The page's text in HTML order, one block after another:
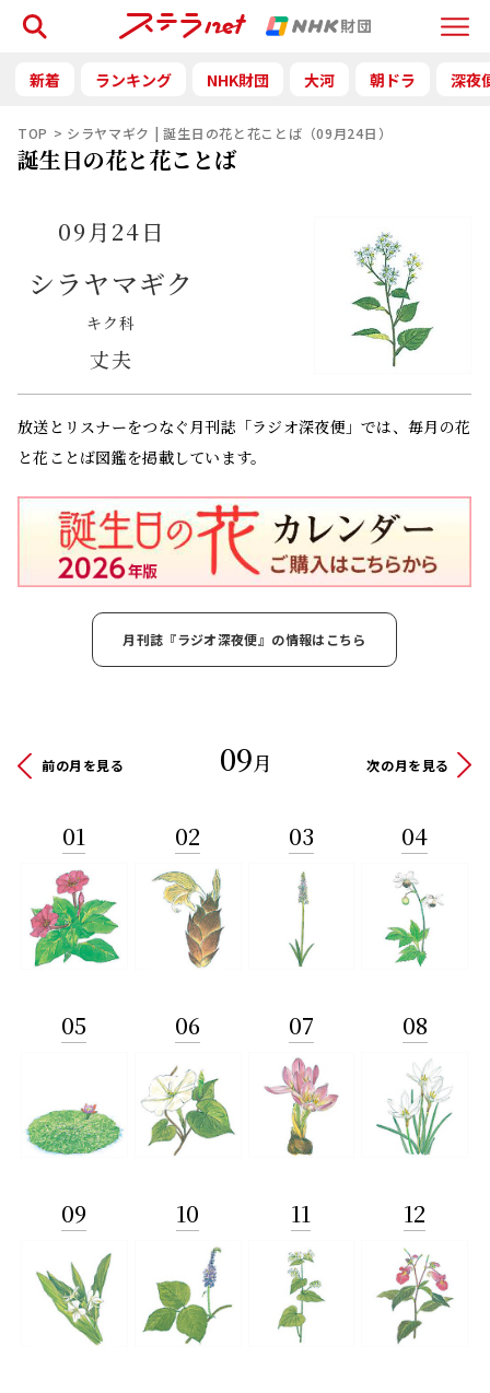
Menu
検索
新着 ランキング NHK財団 大河 朝ドラ 深夜
TOP シラヤマギク | 誕生日の花と花ことば（09月24日）
誕生日の花と花ことば
09月24日
シラヤマギク
キク科
丈夫
放送とリスナーをつなぐ月刊誌「ラジオ深夜便」では、毎月の花
と花ことば図鑑を掲載しています。
月刊誌『ラジオ深夜便』の情報はこちら
前の月を見る 09月 次の月を見る
01 02 03 04
05 06 07 08
09 10 11 12